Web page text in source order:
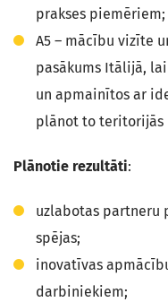
prakses piemēriem;
A5 – mācību vizīte
pasākums Itālijā,
un apmainītos ar
plānot to teritorijās
Plānotie rezultāti:
uzlabotas partneru
spējas;
inovatīvas
darbiniekiem;